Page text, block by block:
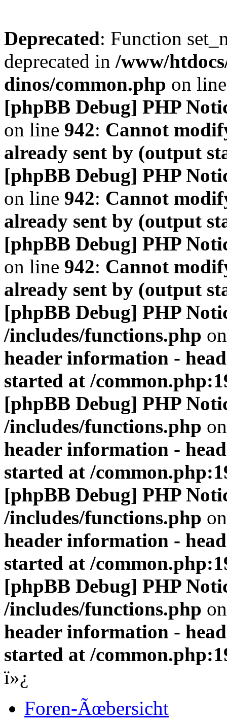
Deprecated: Function
deprecated in /www/
dinos/common.php on
[phpBB Debug] PHP
on line 942: Cannot
already sent by (output
[phpBB Debug] PHP
on line 942: Cannot
already sent by (output
[phpBB Debug] PHP
on line 942: Cannot
already sent by (output
[phpBB Debug] PHP
/includes/functions.php
header information -
started at /
[phpBB Debug] PHP
/includes/functions.php
header information -
started at /
[phpBB Debug] PHP
/includes/functions.php
header information -
started at /
[phpBB Debug] PHP
/includes/functions.php
header information -
started at /
ï»¿
Foren-Ãœbersicht